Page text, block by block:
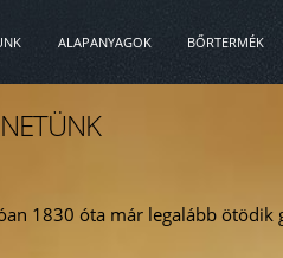
ALAPANYAGOK BŐRTERMÉK
1830 óta már legalább ötödik